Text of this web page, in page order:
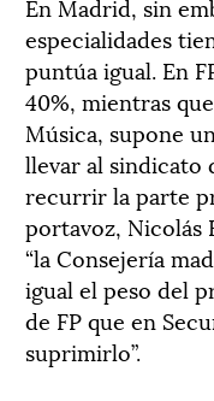
En Madrid, sin
especialidades
puntúa igual. En
40%, mientras
Música, supone
llevar al sindicato
recurrir la parte
portavoz, Nicolás
“la Consejería
igual el peso del
de FP que en
suprimirlo”.